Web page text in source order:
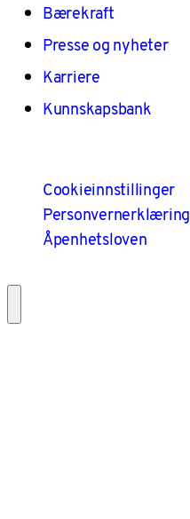
Bærekraft
Presse og nyheter
Karriere
Kunnskapsbank
Cookieinnstillinger
Personvernerklæring
Åpenhetsloven